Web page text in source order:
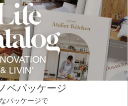
ベパッケージ
パッケージで